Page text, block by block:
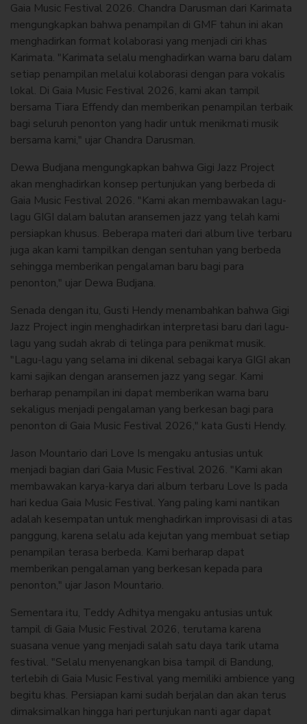
Gaia Music Festival 2026. Chandra Darusman dari Karimata
mengungkapkan bahwa penampilan di GMF tahun ini akan
menghadirkan format kolaborasi yang menjadi ciri khas
Karimata. "Karimata selalu menghadirkan warna baru dalam
setiap penampilan melalui kolaborasi dengan para vokalis
lokal. Di Gaia Music Festival 2026, kami akan tampil
bersama Tiara Effendy dan memberikan penampilan terbaik
bagi seluruh penonton yang hadir untuk menikmati musik
bersama kami," ujar Chandra Darusman.
Dewa Budjana mengungkapkan bahwa Gigi Jazz Project
akan menghadirkan konsep pertunjukan yang berbeda di
Gaia Music Festival 2026. "Kami akan membawakan lagu-
lagu GIGI dalam balutan aransemen jazz yang telah kami
persiapkan khusus. Beberapa materi dari album live terbaru
juga akan kami tampilkan dengan sentuhan yang berbeda
sehingga memberikan pengalaman baru bagi para
penonton," ujar Dewa Budjana.
Senada dengan itu, Gusti Hendy menambahkan bahwa Gigi
Jazz Project ingin menghadirkan interpretasi baru dari lagu-
lagu yang sudah akrab di telinga para penikmat musik.
"Lagu-lagu yang selama ini dikenal sebagai karya GIGI akan
kami sajikan dengan aransemen jazz yang segar. Kami
berharap penampilan ini dapat memberikan warna baru
sekaligus menjadi pengalaman yang berkesan bagi para
penonton di Gaia Music Festival 2026," kata Gusti Hendy.
Jason Mountario dari Love Is mengaku antusias untuk
menjadi bagian dari Gaia Music Festival 2026. "Kami akan
membawakan karya-karya dari album terbaru Love Is pada
hari kedua Gaia Music Festival. Yang paling kami nantikan
adalah kesempatan untuk menghadirkan improvisasi di atas
panggung, karena selalu ada kejutan yang membuat setiap
penampilan terasa berbeda. Kami berharap dapat
memberikan pengalaman yang berkesan kepada para
penonton," ujar Jason Mountario.
Sementara itu, Teddy Adhitya mengaku antusias untuk
tampil di Gaia Music Festival 2026, terutama karena
suasana venue yang menjadi salah satu daya tarik utama
festival. "Selalu menyenangkan bisa tampil di Bandung,
terlebih di Gaia Music Festival yang memiliki ambience yang
begitu khas. Persiapan kami sudah berjalan dan akan terus
dimaksimalkan hingga hari pertunjukan nanti agar dapat